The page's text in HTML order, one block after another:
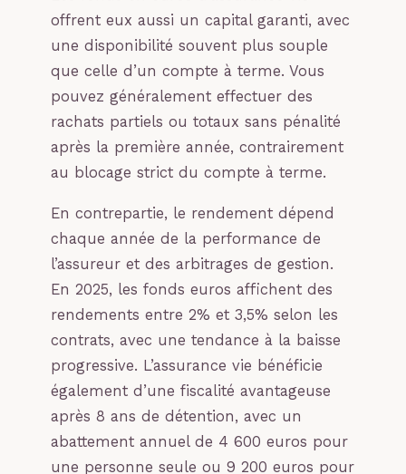
offrent eux aussi un capital garanti, avec
une disponibilité souvent plus souple
que celle d’un compte à terme. Vous
pouvez généralement effectuer des
rachats partiels ou totaux sans pénalité
après la première année, contrairement
au blocage strict du compte à terme.
En contrepartie, le rendement dépend
chaque année de la performance de
l’assureur et des arbitrages de gestion.
En 2025, les fonds euros affichent des
rendements entre 2% et 3,5% selon les
contrats, avec une tendance à la baisse
progressive. L’assurance vie bénéficie
également d’une fiscalité avantageuse
après 8 ans de détention, avec un
abattement annuel de 4 600 euros pour
une personne seule ou 9 200 euros pour